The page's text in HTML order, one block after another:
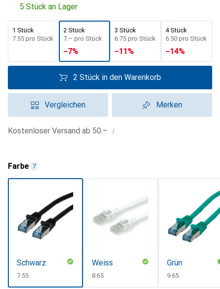
5 Stück an Lager
1 Stück
CHF
7.55 pro Stück
2 Stück
CHF
7.– pro Stück
−7%
3 Stück
CHF
6.75 pro Stück
−11%
4 Stück
CHF
6.50 pro Stück
−14%
2 Stück in den Warenkorb
Vergleichen Merken
Kostenloser Versand ab 50.– i
Farbe 7
Schwarz
CHF
7.55
Weiss
CHF
8.65
Grün
CHF
9.65